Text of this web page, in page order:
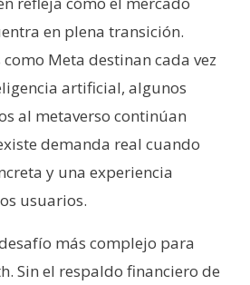
en plena transición.
Meta destinan cada vez
artificial, algunos
al metaverso continúan
demanda real cuando
y una experiencia
usuarios.
más complejo para
Sin el respaldo financiero de